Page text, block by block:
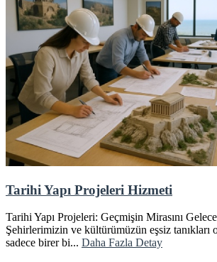
Tarihi Yapı Projeleri Hizmeti
Tarihi Yapı Projeleri: Geçmişin Mirasını
Şehirlerimizin ve kültürümüzün eşsiz tanıkları
sadece birer bi... Daha Fazla Detay